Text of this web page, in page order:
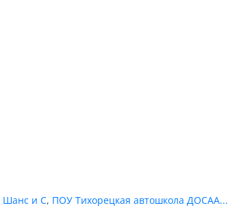
Шанс и С, ПОУ Тихорецкая автошкола ДОСАА...